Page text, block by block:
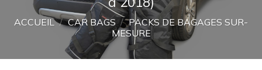
ACCUEIL / CAR BAGS / PACKS DE BAGAGES SUR-
MESURE